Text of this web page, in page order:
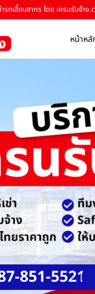
ารถเฮี๊ยบสาทร โดย เครนรับจ้า
หน้าหลั
851-5521